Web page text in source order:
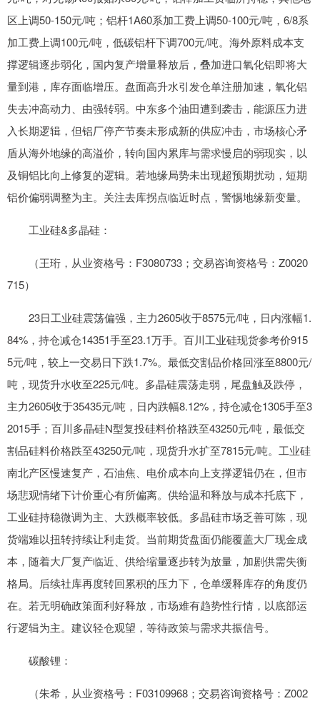
区上调50-150元/吨；铝杆1A60系加工费上调50-100元/吨，6/8系
加工费上调100元/吨，低碳铝杆下调700元/吨。海外原料成本支
撑逻辑逐步弱化，国内复产增量释放后，叠加进口氧化铝即将大
量到港，库存面临增压。盘面高升水引发仓单注册加速，氧化铝
失去冲高动力、由强转弱。中东多个油田遭到袭击，能源压力进
入长期逻辑，但铝厂停产节奏未形成新的供应冲击，市场核心矛
盾从海外地缘的高溢价，转向国内累库与需求慢启的弱现实，以
及铜铝比向上修复的逻辑。若地缘局势未出现超预期扰动，短期
铝价偏弱调整为主。关注去库拐点临近时点，警惕地缘新变量。
工业硅&多晶硅：
（王珩，从业资格号：F3080733；交易咨询资格号：Z0020
715）
23日工业硅震荡偏强，主力2605收于8575元/吨，日内涨幅1.
84%，持仓减仓14351手至23.1万手。百川工业硅现货参考价915
5元/吨，较上一交易日下跌1.7%。最低交割品价格回涨至8800元/
吨，现货升水收至225元/吨。多晶硅震荡走弱，尾盘触及跌停，
主力2605收于35435元/吨，日内跌幅8.12%，持仓减仓1305手至3
2015手；百川多晶硅N型复投硅料价格跌至43250元/吨，最低交
割品硅料价格跌至43250元/吨，现货升水扩至7815元/吨。工业硅
南北产区慢速复产，石油焦、电价成本向上支撑逻辑仍在，但市
场悲观情绪下计价重心有所偏离。供给温和释放与成本托底下，
工业硅持稳微调为主、大跌概率较低。多晶硅市场乏善可陈，现
货端难以扭转持续让利走货。当前期货盘面仍能覆盖大厂现金成
本，随着大厂复产临近、供给缩量逐步转为放量，加剧供需失衡
格局。后续社库再度转回累积的压力下，仓单缓释库存的角度仍
在。若无明确政策面利好释放，市场难有趋势性行情，以底部运
行逻辑为主。建议轻仓观望，等待政策与需求共振信号。
碳酸锂：
（朱希，从业资格号：F03109968；交易咨询资格号：Z002